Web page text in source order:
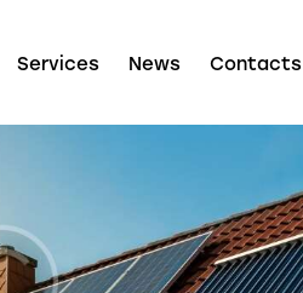
Services News Contacts